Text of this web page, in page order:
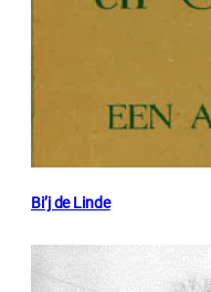
Bi’j de Linde